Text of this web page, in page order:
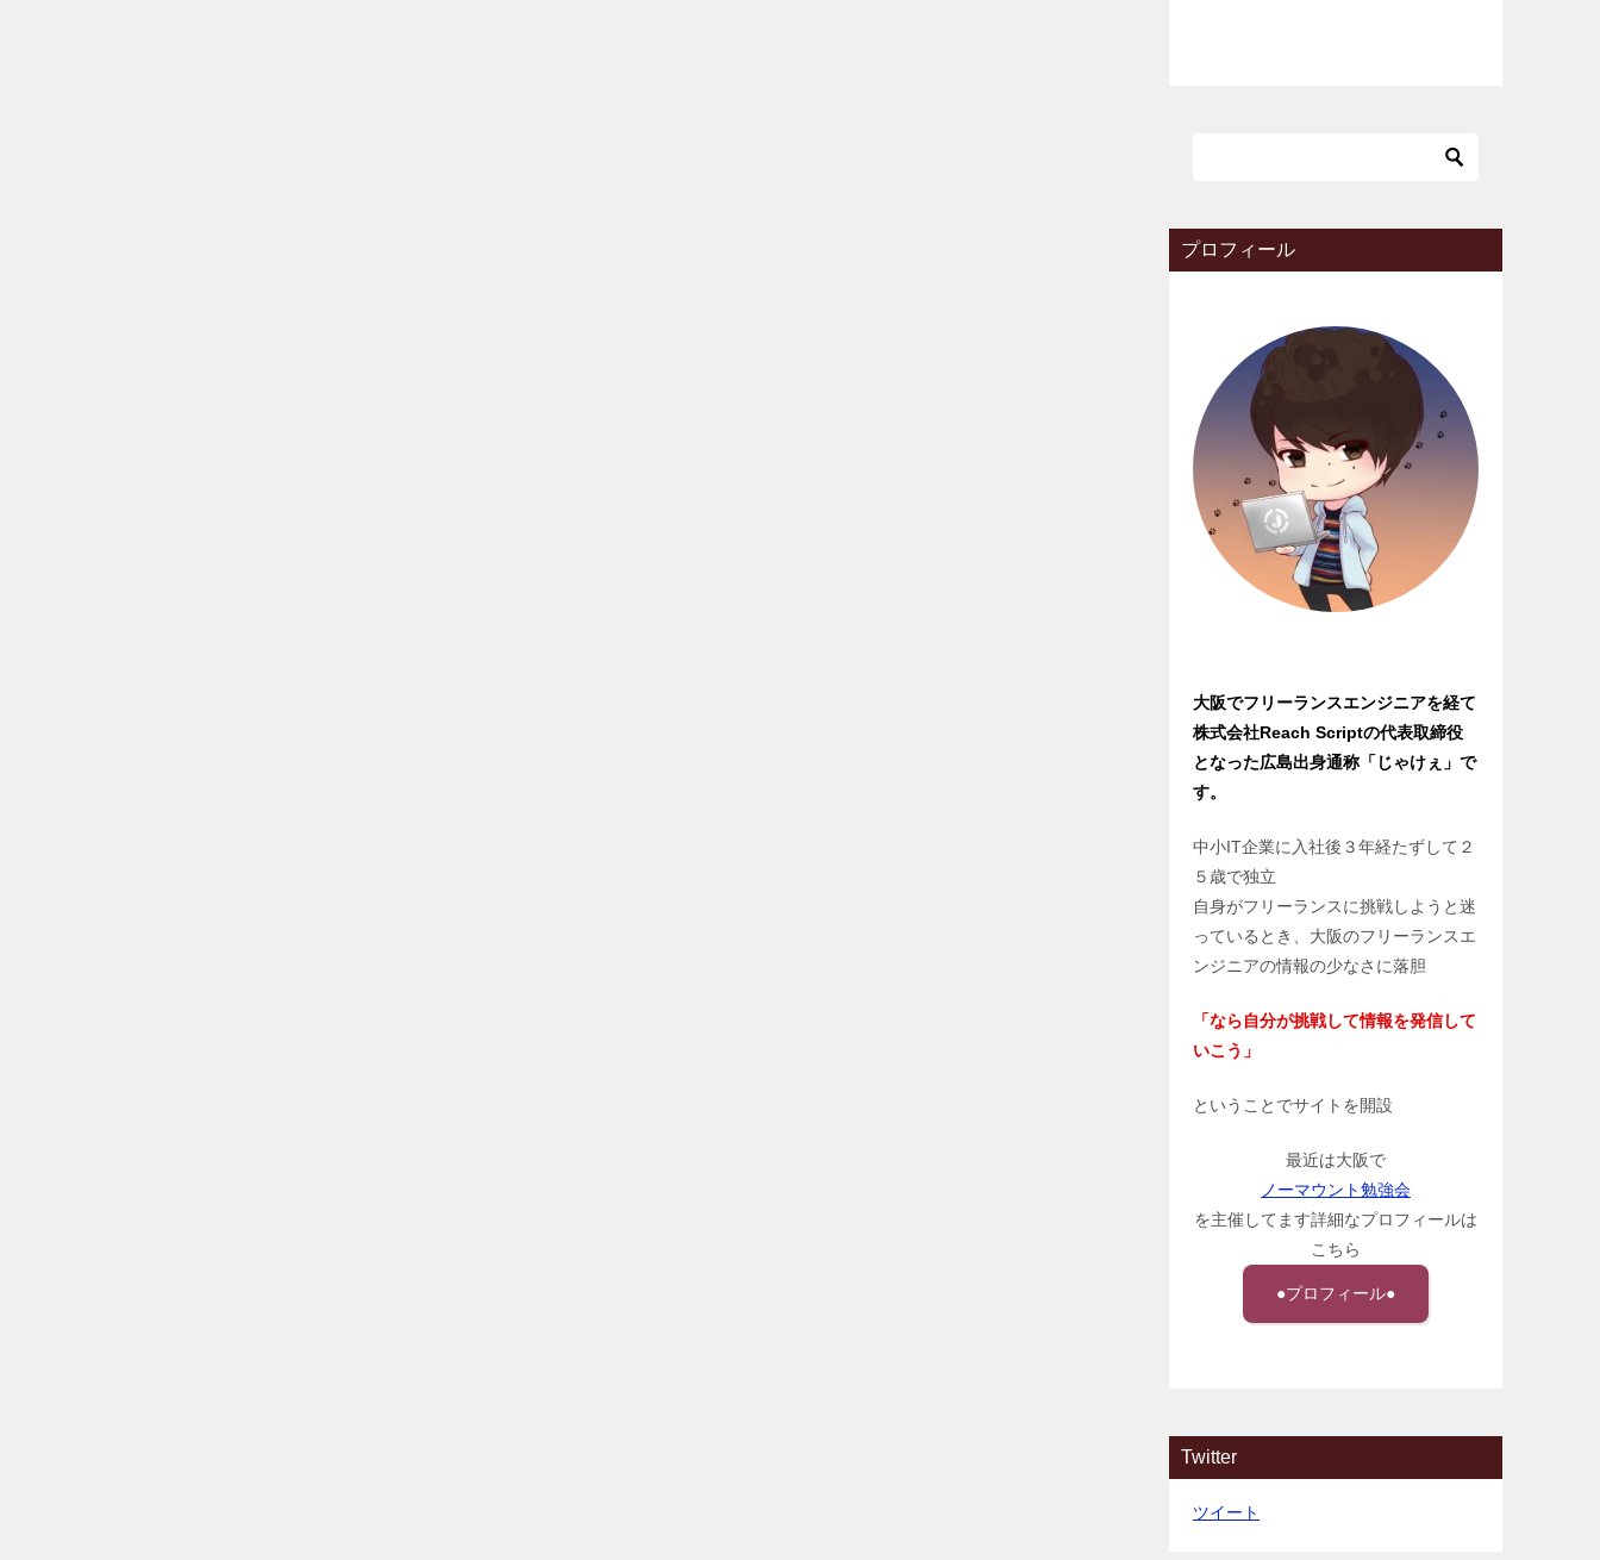
プロフィール
大阪でフリーランスエンジニアを経て
株式会社Reach Scriptの代表取締役
となった広島出身通称「じゃけぇ」で
す。
中小IT企業に入社後３年経たずして２
５歳で独立
自身がフリーランスに挑戦しようと迷
っているとき、大阪のフリーランスエ
ンジニアの情報の少なさに落胆
「なら自分が挑戦して情報を発信して
いこう」
ということでサイトを開設
最近は大阪で
ノーマウント勉強会
を主催してます詳細なプロフィールは
こちら
●プロフィール●
Twitter
ツイート